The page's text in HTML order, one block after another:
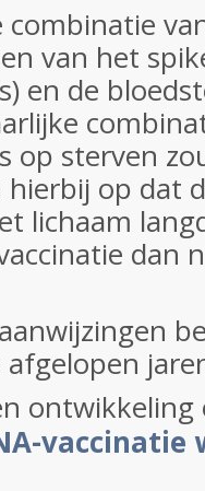
combinatie
van het
en de
op sterven
op dat
lichaam
dan
vaccinatie